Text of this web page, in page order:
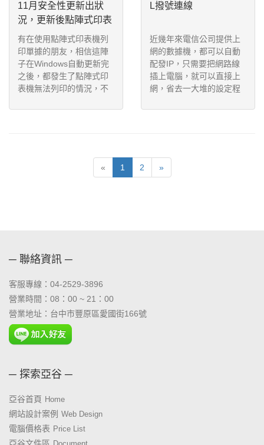
11月安全性更新出狀
況，更新後點陣式印表
機無法列印
有在使用點陣式印表機列
印單據的朋友，相信這陣
子在Windows自動更新完
之後，都發生了點陣式印
表機無法列印的情況，不
成莫大的困擾，因為印表
L撥號連線
近幾年來電信公司提供上
網的數據機，都可以自動
配發IP，只需要把網路線
插上電腦，就可以直接上
網，省去一大堆的設定程
S伺服器、等等用途)，所
« 1 2 »
─ 聯絡資訊 ─
客服專線：04-2529-3896
營業時間：08：00 ~ 21：00
營業地址：台中市豐原區愛國街166號
─ 探索亞谷 ─
亞谷首頁 Home
網站設計案例 Web Design
電腦價格表 Price List